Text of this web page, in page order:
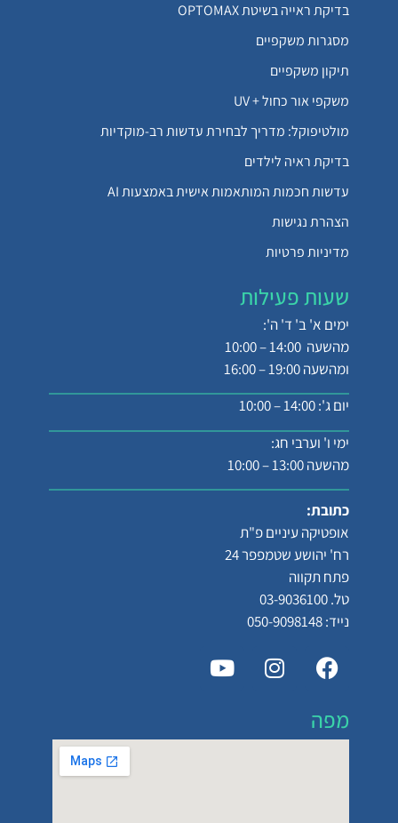
בדיקת ראייה בשיטת OPTOMAX
מסגרות משקפיים
תיקון משקפיים
משקפי אור כחול + UV
מולטיפוקל: מדריך לבחירת עדשות רב-מוקדיות
בדיקת ראיה לילדים
עדשות חכמות המותאמות אישית באמצעות AI
הצהרת נגישות
מדיניות פרטיות
שעות פעילות
ימים א' ב' ד' ה':
מהשעה 14:00 – 10:00
ומהשעה 19:00 – 16:00
יום ג': 14:00 – 10:00
ימי ו' וערבי חג:
מהשעה 13:00 – 10:00
כתובת:
אופטיקה עיניים פ"ת
רח' יהושע שטמפפר 24
פתח תקווה
טל. 03-9036100
נייד: 050-9098148
מפה